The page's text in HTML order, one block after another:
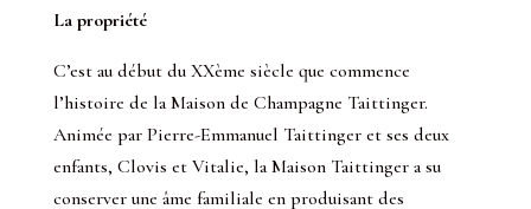
La propriété
C’est au début du XXème siècle que commence
l’histoire de la Maison de Champagne Taittinger.
Animée par Pierre-Emmanuel Taittinger et ses deux
enfants, Clovis et Vitalie, la Maison Taittinger a su
conserver une âme familiale en produisant des